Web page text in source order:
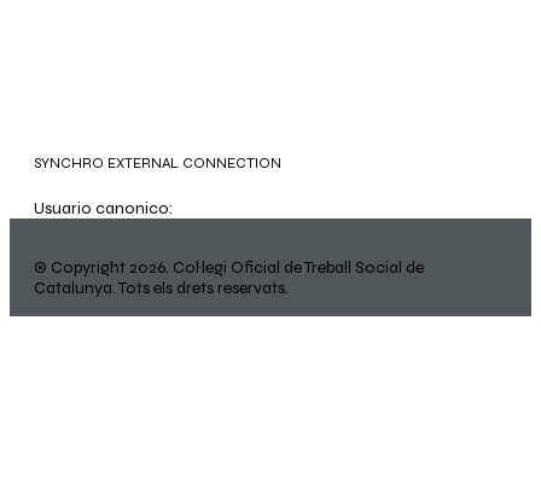
SYNCHRO EXTERNAL CONNECTION
Usuario canonico:
© Copyright 2026. Col·legi Oficial de Treball Social de
Catalunya. Tots els drets reservats.